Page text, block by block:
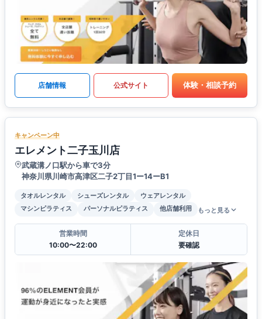
店舗情報 公式サイト 体験・相談予約
キャンペーン中
エレメント二子玉川店
武蔵溝ノ口駅から車で3分
神奈川県川崎市高津区二子2丁目1ー14ーB1
タオルレンタル シューズレンタル
ウェアレンタル
マシンピラティス
パーソナルピラティス 他店舗利用 もっと見る
営業時間
10:00〜22:00
定休日
要確認